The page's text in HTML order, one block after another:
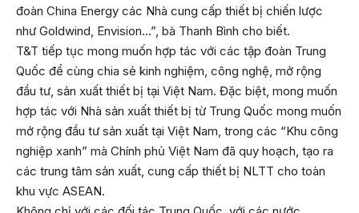
đoàn China Energy các Nhà cung cấp thiết bị chiến lược
như Goldwind, Envision…”, bà Thanh Bình cho biết.
T&T tiếp tục mong muốn hợp tác với các tập đoàn Trung
Quốc để cùng chia sẻ kinh nghiệm, công nghệ, mở rộng
đầu tư, sản xuất thiết bị tại Việt Nam. Đặc biệt, mong muốn
hợp tác với Nhà sản xuất thiết bị từ Trung Quốc mong muốn
mở rộng đầu tư sản xuất tại Việt Nam, trong các “Khu công
nghiệp xanh” mà Chính phủ Việt Nam đã quy hoạch, tạo ra
các trung tâm sản xuất, cung cấp thiết bị NLTT cho toàn
khu vực ASEAN.